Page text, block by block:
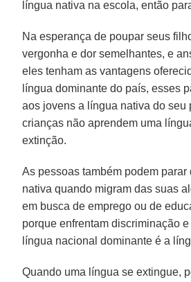
língua nativa na escola, então
Na esperança de poupar seus
vergonha e dor semelhantes, e
eles tenham as vantagens
língua dominante do país, esses
aos jovens a língua nativa do seu
crianças não aprendem uma
extinção.
As pessoas também podem parar
nativa quando migram das suas
em busca de emprego ou de
porque enfrentam discriminação
língua nacional dominante é a
Quando uma língua se extingue,